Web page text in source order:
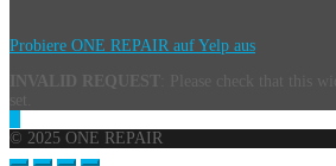
Probiere ONE REPAIR auf Yelp aus
INVALID REQUEST
© 2025 ONE REPAIR